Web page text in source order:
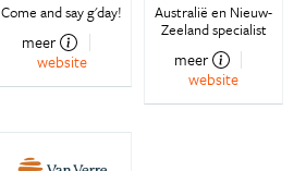
Come and say g'day!
meer
website
Australië en Nieuw-
Zeeland specialist
meer
website